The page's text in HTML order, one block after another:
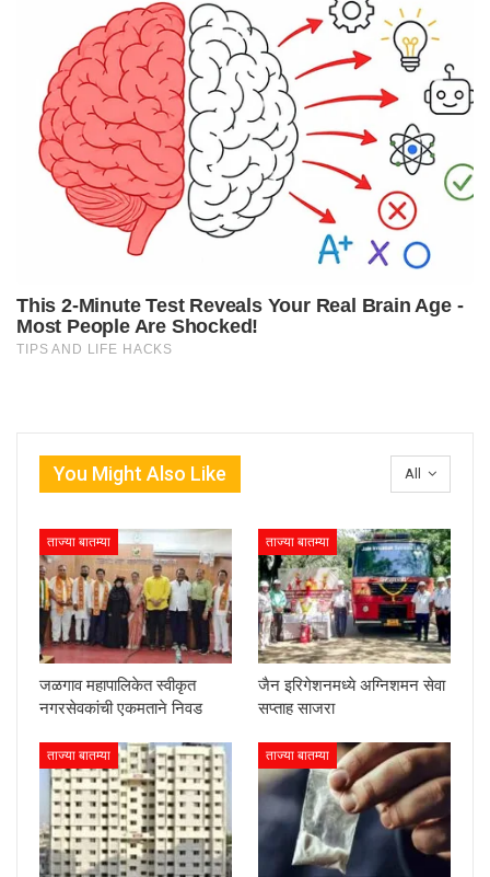
All
You Might Also Like
ताज्या बातम्या
जळगाव महापालिकेत स्वीकृत
नगरसेवकांची एकमताने निवड
ताज्या बातम्या
जैन इरिगेशनमध्ये अग्निशमन सेवा
सप्ताह साजरा
ताज्या बातम्या ताज्या बातम्या